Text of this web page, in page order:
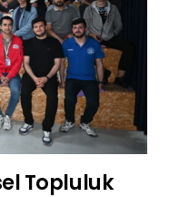
Topluluk